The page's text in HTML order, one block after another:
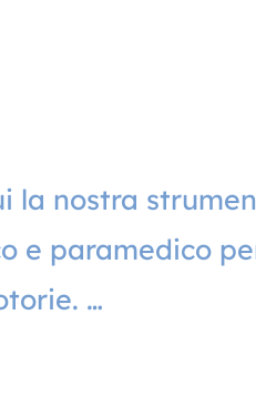
la nostra
e paramedico
…